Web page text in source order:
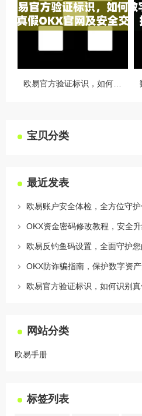
宝贝分类
最近发表
欧易账户安全体检，全方位守
OKX资金密码修改教程，安全
欧易反钓鱼码设置，全面守护
OKX防诈骗指南，保护数字资
欧易官方验证标识，如何识别
网站分类
欧易手册
标签列表